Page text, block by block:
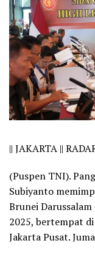
|| JAKARTA ||
(Puspen TNI).
Subiyanto
Brunei
2025, bertempat
Jakarta Pusat.